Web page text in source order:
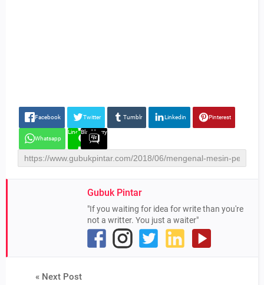
Facebook Twitter Tumblr Linkedin Pinterest
Whatsapp
Line Blackberry
Gubuk Pintar
"If you waiting for idea for write than you're
not a writter. You just a waiter"
« Next Post